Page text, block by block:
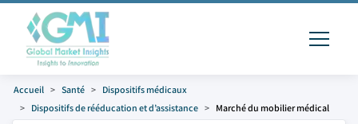
Accueil Santé
Dispositifs médicaux
Dispositifs de rééducation et d’assistance
Marché du mobilier médical